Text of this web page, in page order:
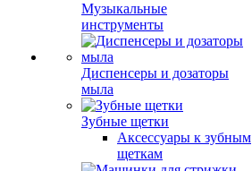
Музыкальные
инструменты
Диспенсеры и дозаторы
мыла
Зубные щетки
Аксессуары к зубным
щеткам